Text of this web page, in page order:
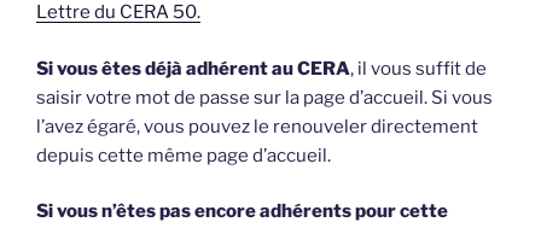
Lettre du CERA 50.
Si vous êtes déjà adhérent au CERA, il vous suffit de
saisir votre mot de passe sur la page d’accueil. Si vous
l’avez égaré, vous pouvez le renouveler directement
depuis cette même page d’accueil.
Si vous n’êtes pas encore adhérents pour cette